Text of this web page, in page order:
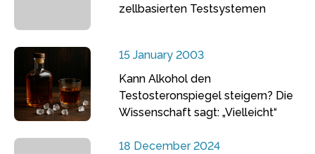
zellbasierten Testsystemen
15 January 2003
Kann Alkohol den
Testosteronspiegel steigern? Die
Wissenschaft sagt: „Vielleicht“
18 December 2024